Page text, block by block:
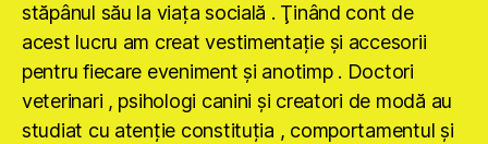
stăpânul său la viaţa socială . Ţinând cont de
acest lucru am creat vestimentaţie şi accesorii
pentru fiecare eveniment şi anotimp . Doctori
veterinari , psihologi canini şi creatori de modă au
studiat cu atenţie constituţia , comportamentul şi